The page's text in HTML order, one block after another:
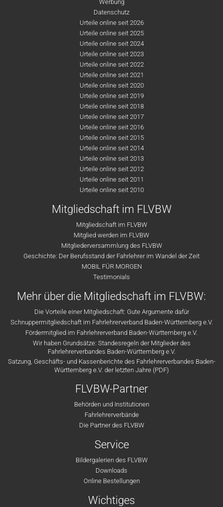
Werbung
Datenschutz
Urteile online seit 2026
Urteile online seit 2025
Urteile online seit 2024
Urteile online seit 2023
Urteile online seit 2022
Urteile online seit 2021
Urteile online seit 2020
Urteile online seit 2019
Urteile online seit 2018
Urteile online seit 2017
Urteile online seit 2016
Urteile online seit 2015
Urteile online seit 2014
Urteile online seit 2013
Urteile online seit 2012
Urteile online seit 2011
Urteile online seit 2010
Mitgliedschaft im FLVBW
Mitgliedschaft im FLVBW
Mitglied werden im FLVBW
Mitgliederversammlung des FLVBW
Geschichte: Der Berufsstand der Fahrlehrer im Wandel der Zeit
MOBIL FÜR MORGEN
Testimonials
Mehr über die Mitgliedschaft im FLVBW:
Die Vorteile einer Mitgliedschaft: Gute Argumente dafür
Schnuppermitgliedschaft im Fahrlehrerverband Baden-Württemberg e.V.
Fördermitglied im Fahrlehrerverband Baden-Württemberg e.V.
Wir haben Grundsätze: Standesregeln der Mitglieder des
Fahrlehrerverbandes Baden-Württemberg e.V.
Satzung, Geschäfts- und Kassenberichte des Fahrlehrerverbandes Baden-
Württemberg e.V. der letzten Jahre (PDF)
FLVBW-Partner
Behörden und Institutionen
Fahrlehrerverbände
Die Partner des FLVBW
Service
Bildergalerien des FLVBW
Downloads
Online Bestellungen
Wichtiges